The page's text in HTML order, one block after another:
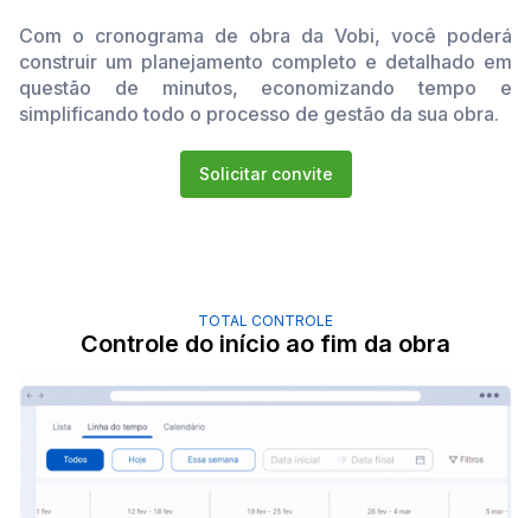
Com o cronograma de obra da Vobi, você poderá
construir um planejamento completo e detalhado em
questão de minutos, economizando tempo e
simplificando todo o processo de gestão da sua obra.
Solicitar convite
TOTAL CONTROLE
Controle do início ao fim da obra